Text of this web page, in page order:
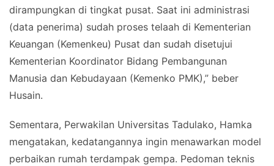
dirampungkan di tingkat pusat. Saat ini administrasi
(data penerima) sudah proses telaah di Kementerian
Keuangan (Kemenkeu) Pusat dan sudah disetujui
Kementerian Koordinator Bidang Pembangunan
Manusia dan Kebudayaan (Kemenko PMK),” beber
Husain.
Sementara, Perwakilan Universitas Tadulako, Hamka
mengatakan, kedatangannya ingin menawarkan model
perbaikan rumah terdampak gempa. Pedoman teknis